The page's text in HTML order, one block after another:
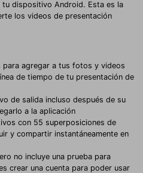
tu dispositivo Android. Esta es la
los videos de presentación
agregar a tus fotos y videos
de tiempo de tu presentación de
de salida incluso después de su
a la aplicación
con 55 superposiciones de
y compartir instantáneamente en
no incluye una prueba para
crear una cuenta para poder usar